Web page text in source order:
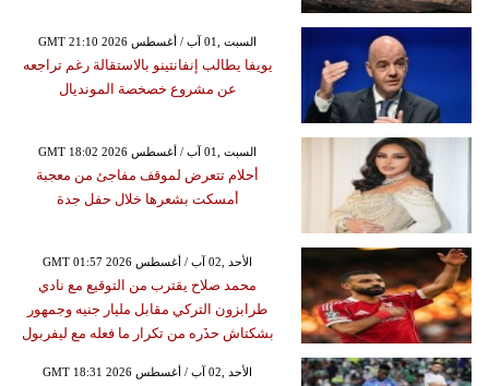
GMT 21:10 2026 السبت ,01 آب / أغسطس
يويفا يطالب إنفانتينو بالاستقالة رغم تراجعه
عن مشروع خصخصة المونديال
GMT 18:02 2026 السبت ,01 آب / أغسطس
أحلام تتعرض لموقف مفاجئ من معجبة
أمسكت بشعرها خلال حفل جدة
GMT 01:57 2026 الأحد ,02 آب / أغسطس
محمد صلاح يقترب من التوقيع مع نادي
طرابزون التركي مقابل مليار جنيه وجمهور
بشكتاش حذَره من تكرار ما فعله مع ليفربول
GMT 18:31 2026 الأحد ,02 آب / أغسطس